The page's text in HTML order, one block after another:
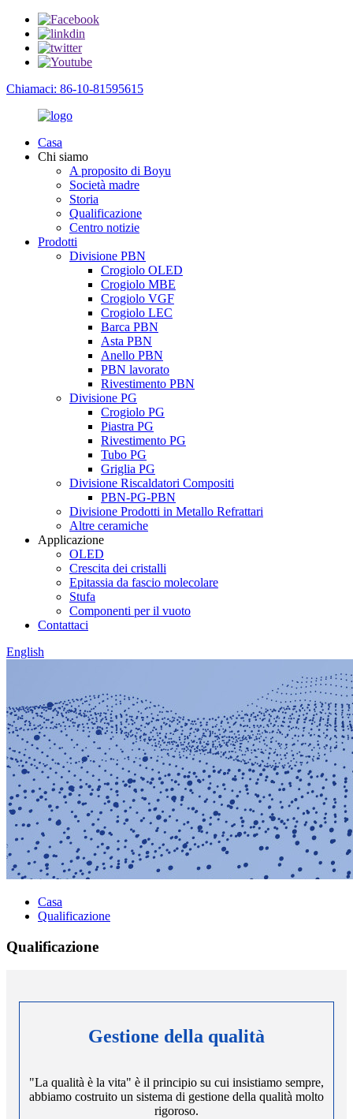
Chiamaci: 86-10-81595615
Casa
Chi siamo
A proposito di Boyu
Società madre
Storia
Qualificazione
Centro notizie
Prodotti
Divisione PBN
Crogiolo OLED
Crogiolo MBE
Crogiolo VGF
Crogiolo LEC
Barca PBN
Asta PBN
Anello PBN
PBN lavorato
Rivestimento PBN
Divisione PG
Crogiolo PG
Piastra PG
Rivestimento PG
Tubo PG
Griglia PG
Divisione Riscaldatori Compositi
PBN-PG-PBN
Divisione Prodotti in Metallo Refrattari
Altre ceramiche
Applicazione
OLED
Crescita dei cristalli
Epitassia da fascio molecolare
Stufa
Componenti per il vuoto
Contattaci
English
Casa
Qualificazione
Qualificazione
Gestione della qualità
"La qualità è la vita" è il principio su cui insistiamo sempre,
abbiamo costruito un sistema di gestione della qualità molto
rigoroso.